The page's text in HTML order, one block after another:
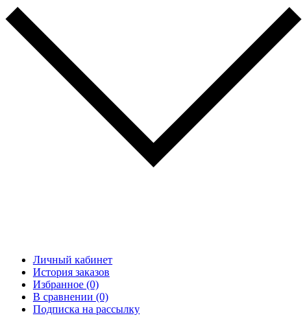
Личный кабинет
История заказов
Избранное (0)
В сравнении (0)
Подписка на рассылку